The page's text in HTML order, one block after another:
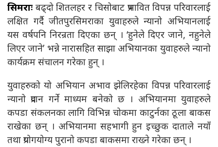
सिमराः बढ्दो शितलहर र चिसोबाट प्रभावित विपन्न परिवारलाई
लक्षित गर्दै जीतपुरसिमराका युवाहरुले न्यानो अभियानलाई
यस वर्षपनि निरन्रता दिएका छन् । ‘हुनेले दिएर जाने, नहुनेले
लिएर जाने’ भन्ने नारासहित साझा अभियानका युवाहरुले न्यानो
कार्यक्रम संचालन गरेका हुन् ।
युवाहरुको यो अभियान अभाव झेलिरहेका विपन्न परिवारलाई
न्यानो प्रदान गर्ने माध्यम बनेको छ । अभियानमा युवाहरुले
कपडा संकलनका लागि विभिन्न चोकमा काटुर्नका ठूला बाकस
राखेका छन् । अभियानमा सहभागी हुन इच्छुक दाताले नयाँ
तथा प्रयोगयोग्य पुरानो कपडा बाकसमा राख्ने गरेका छन् ।